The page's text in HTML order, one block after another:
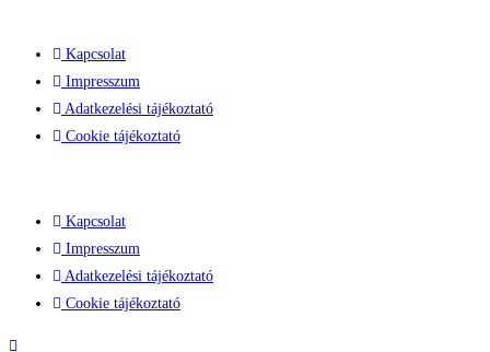
Kapcsolat
Impresszum
Adatkezelési tájékoztató
Cookie tájékoztató
Kapcsolat
Impresszum
Adatkezelési tájékoztató
Cookie tájékoztató